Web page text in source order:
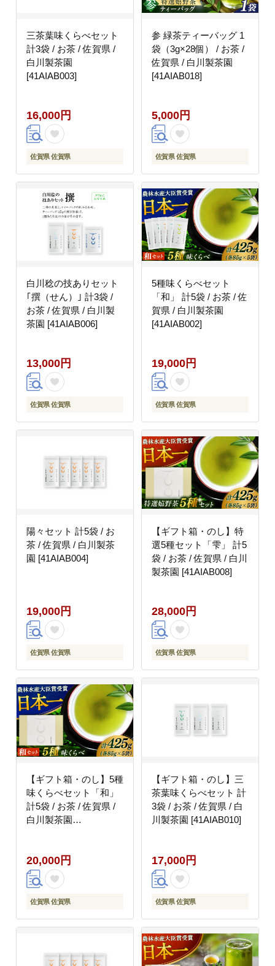
三茶葉味くらべセット
計3袋 / お茶 / 佐賀県 /
白川製茶園
[41AIAB003]
16,000円
佐賀県 佐賀県
参 緑茶ティーバッグ 1
袋（3g×28個） / お茶 /
佐賀県 / 白川製茶園
[41AIAB018]
5,000円
佐賀県 佐賀県
白川稔の技ありセット
｢撰（せん）｣ 計3袋 /
お茶 / 佐賀県 / 白川製
茶園 [41AIAB006]
13,000円
佐賀県 佐賀県
5種味くらべセット
「和」 計5袋 / お茶 / 佐
賀県 / 白川製茶園
[41AIAB002]
19,000円
佐賀県 佐賀県
陽々セット 計5袋 / お
茶 / 佐賀県 / 白川製茶
園 [41AIAB004]
19,000円
佐賀県 佐賀県
【ギフト箱・のし】特
選5種セット「雫」 計5
袋 / お茶 / 佐賀県 / 白川
製茶園 [41AIAB008]
28,000円
佐賀県 佐賀県
【ギフト箱・のし】5種
味くらべセット「和」
計5袋 / お茶 / 佐賀県 /
白川製茶園
20,000円
佐賀県 佐賀県
【ギフト箱・のし】三
茶葉味くらべセット 計
3袋 / お茶 / 佐賀県 / 白
川製茶園 [41AIAB010]
17,000円
佐賀県 佐賀県